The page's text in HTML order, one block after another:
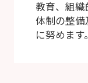
教育、組
体制の整
に努めます。